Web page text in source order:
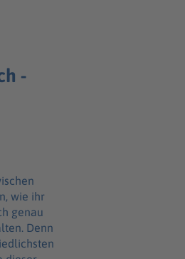
-
wie ihr
genau
Denn